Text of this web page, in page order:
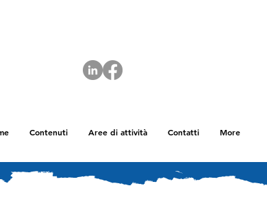
Contenuti Aree di attività Contatti More